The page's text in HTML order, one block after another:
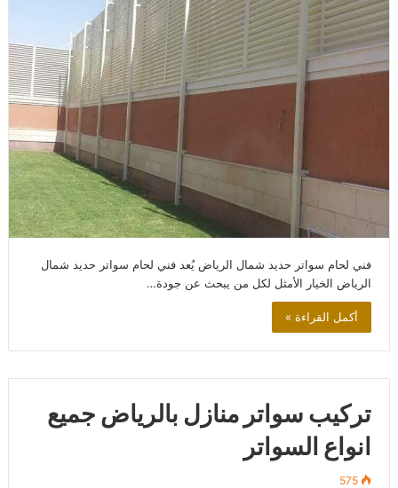
فني لحام سواتر حديد شمال الرياض يُعد فني لحام سواتر حديد شمال
الرياض الخيار الأمثل لكل من يبحث عن جودة…
أكمل القراءة »
تركيب سواتر منازل بالرياض جميع
انواع السواتر
575